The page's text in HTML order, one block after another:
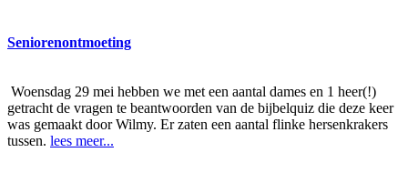
Seniorenontmoeting
Woensdag 29 mei hebben we met een aantal dames en 1 heer(!)
getracht de vragen te beantwoorden van de bijbelquiz die deze keer
was gemaakt door Wilmy. Er zaten een aantal flinke hersenkrakers
tussen. lees meer...